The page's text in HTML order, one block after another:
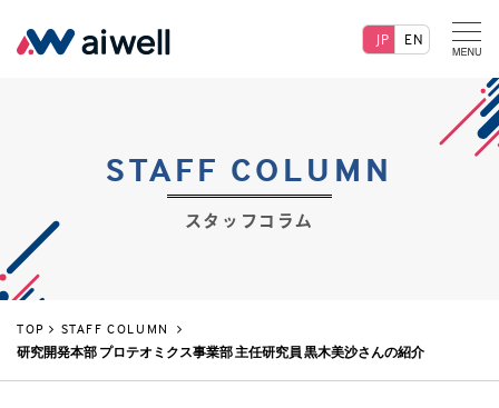
JP EN
STAFF COLUMN
スタッフコラム
TOP
STAFF COLUMN
研究開発本部 プロテオミクス事業部 主任研究員 黒木美沙さんの紹介